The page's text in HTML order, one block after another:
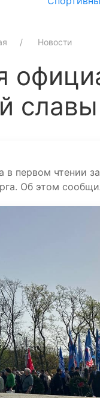
Новости
славы
в первом чтении
Об этом